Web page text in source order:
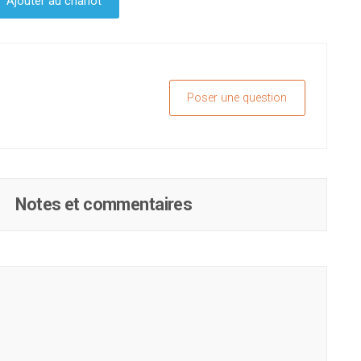
Poser une question
Notes et commentaires